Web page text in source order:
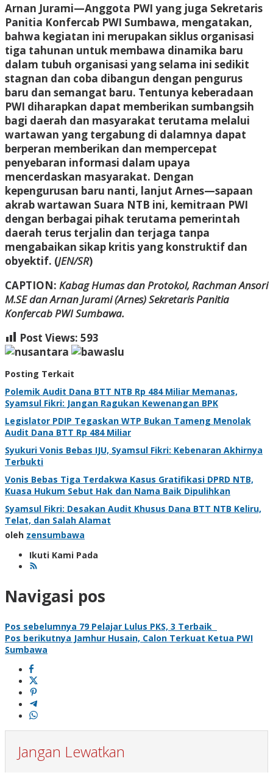
Arnan Jurami—Anggota PWI yang juga Sekretaris
Panitia Konfercab PWI Sumbawa, mengatakan,
bahwa kegiatan ini merupakan siklus organisasi
tiga tahunan untuk membawa dinamika baru
dalam tubuh organisasi yang selama ini sedikit
stagnan dan coba dibangun dengan pengurus
baru dan semangat baru. Tentunya keberadaan
PWI diharapkan dapat memberikan sumbangsih
bagi daerah dan masyarakat terutama melalui
wartawan yang tergabung di dalamnya dapat
berperan memberikan dan mempercepat
penyebaran informasi dalam upaya
mencerdaskan masyarakat. Dengan
kepengurusan baru nanti, lanjut Arnes—sapaan
akrab wartawan Suara NTB ini, kemitraan PWI
dengan berbagai pihak terutama pemerintah
daerah terus terjalin dan terjaga tanpa
mengabaikan sikap kritis yang konstruktif dan
obyektif. (JEN/SR)
CAPTION: Kabag Humas dan Protokol, Rachman Ansori
M.SE dan Arnan Jurami (Arnes) Sekretaris Panitia
Konfercab PWI Sumbawa.
Post Views: 593
Posting Terkait
Polemik Audit Dana BTT NTB Rp 484 Miliar Memanas,
Syamsul Fikri: Jangan Ragukan Kewenangan BPK
Legislator PDIP Tegaskan WTP Bukan Tameng Menolak
Audit Dana BTT Rp 484 Miliar
Syukuri Vonis Bebas IJU, Syamsul Fikri: Kebenaran Akhirnya
Terbukti
Vonis Bebas Tiga Terdakwa Kasus Gratifikasi DPRD NTB,
Kuasa Hukum Sebut Hak dan Nama Baik Dipulihkan
Syamsul Fikri: Desakan Audit Khusus Dana BTT NTB Keliru,
Telat, dan Salah Alamat
oleh zensumbawa
Ikuti Kami Pada
Navigasi pos
Pos sebelumnya 79 Pelajar Lulus PKS, 3 Terbaik
Pos berikutnya Jamhur Husain, Calon Terkuat Ketua PWI
Sumbawa
Jangan Lewatkan